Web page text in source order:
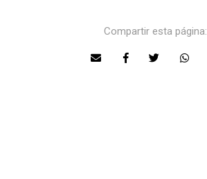
Compartir esta página: